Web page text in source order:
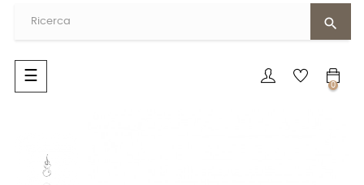
search
navigazione
Toggle
☰
0